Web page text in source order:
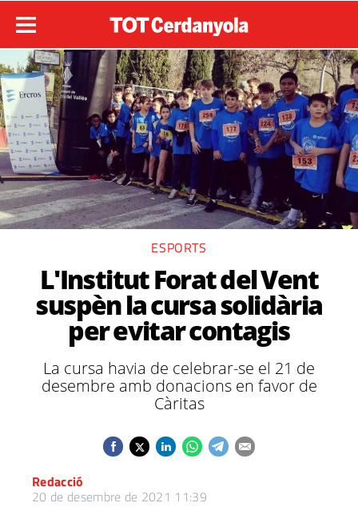
ESPORTS
L'Institut Forat del Vent
suspèn la cursa solidària
per evitar contagis
La cursa havia de celebrar-se el 21 de
desembre amb donacions en favor de
Càritas
Redacció
20 de desembre de 2021 11:39